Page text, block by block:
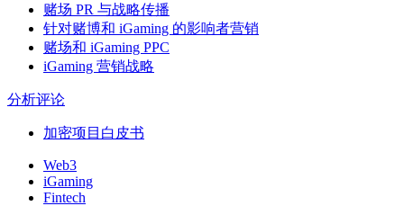
赌场 PR 与战略传播
针对赌博和 iGaming 的影响者营销
赌场和 iGaming PPC
iGaming 营销战略
分析评论
加密项目白皮书
Web3
iGaming
Fintech